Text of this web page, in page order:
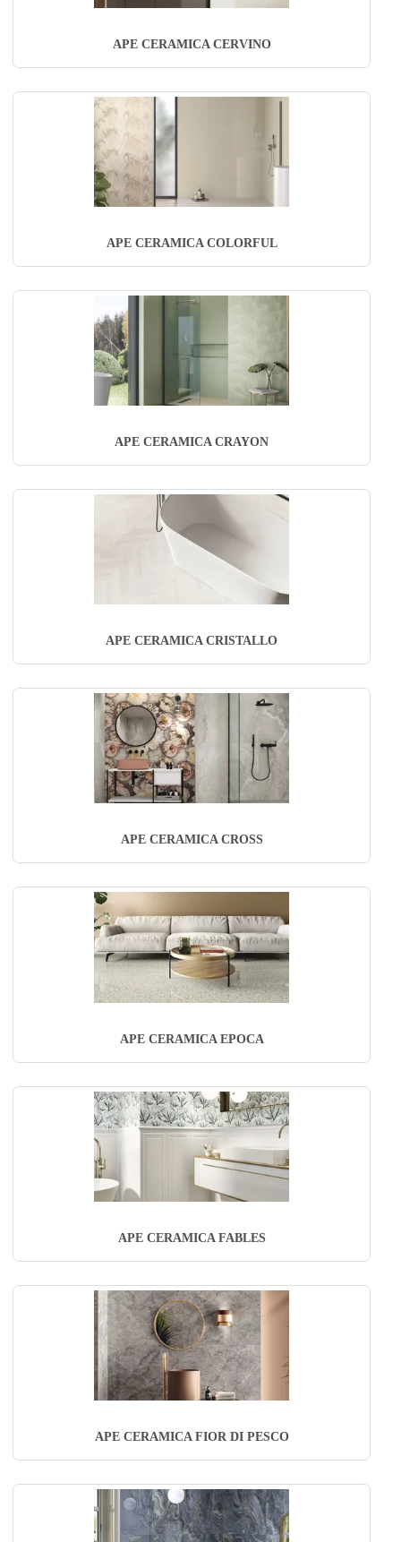
APE CERAMICA CERVINO
APE CERAMICA COLORFUL
APE CERAMICA CRAYON
APE CERAMICA CRISTALLO
APE CERAMICA CROSS
APE CERAMICA EPOCA
APE CERAMICA FABLES
APE CERAMICA FIOR DI PESCO